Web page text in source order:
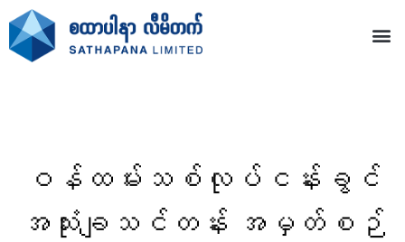
ဝန်ထမ်းသစ်လုပ်ငန်းခွင်
အသုံးချသင်တန်း အမှတ်စဉ်